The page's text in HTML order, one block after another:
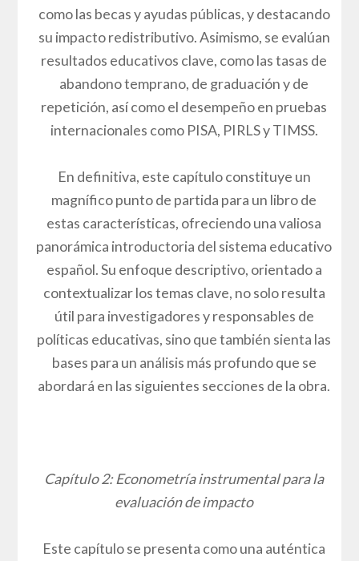
como las becas y ayudas públicas, y destacando
su impacto redistributivo. Asimismo, se evalúan
resultados educativos clave, como las tasas de
abandono temprano, de graduación y de
repetición, así como el desempeño en pruebas
internacionales como PISA, PIRLS y TIMSS.
En definitiva, este capítulo constituye un
magnífico punto de partida para un libro de
estas características, ofreciendo una valiosa
panorámica introductoria del sistema educativo
español. Su enfoque descriptivo, orientado a
contextualizar los temas clave, no solo resulta
útil para investigadores y responsables de
políticas educativas, sino que también sienta las
bases para un análisis más profundo que se
abordará en las siguientes secciones de la obra.
Capítulo 2: Econometría instrumental para la
evaluación de impacto
Este capítulo se presenta como una auténtica